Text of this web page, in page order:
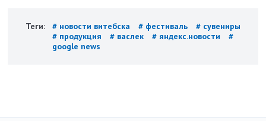
Теги: # новости витебска # фестиваль
# сувениры
# продукция
# васлек # яндекс.новости
#
google news